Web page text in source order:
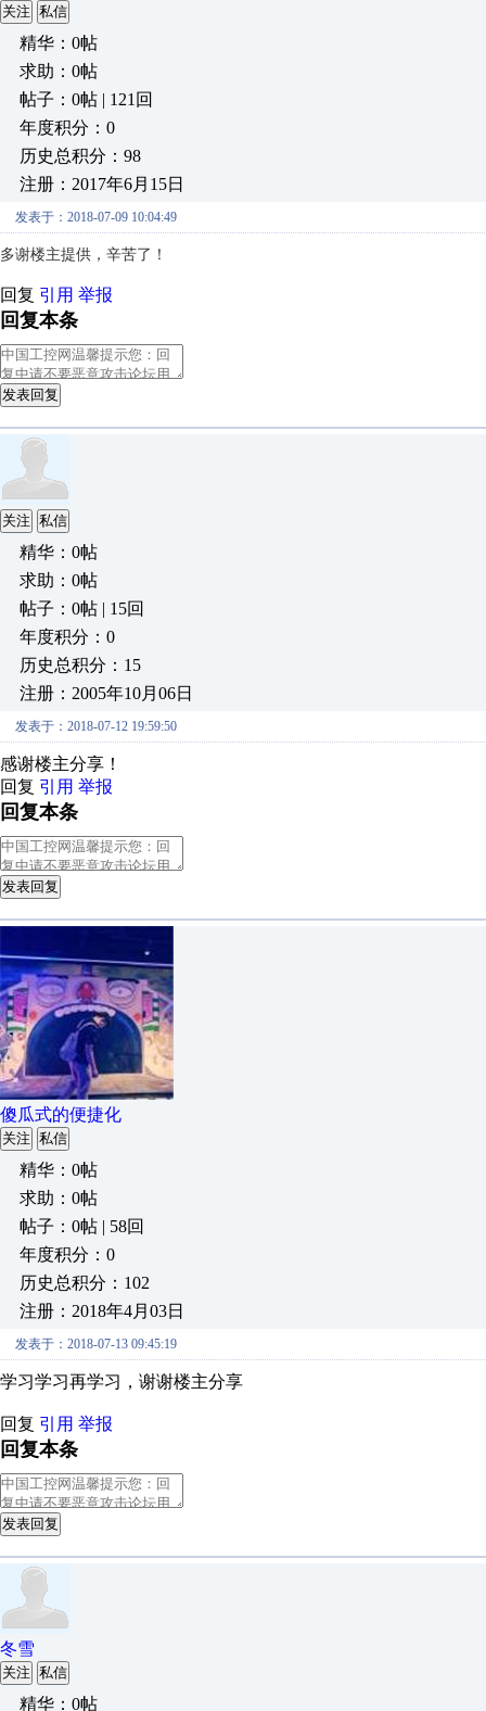
关注 私信
精华：0帖
求助：0帖
帖子：0帖 | 121回
年度积分：0
历史总积分：98
注册：2017年6月15日
发表于：2018-07-09 10:04:49
多谢楼主提供，辛苦了！
回复 引用 举报
回复本条
发表回复
关注 私信
精华：0帖
求助：0帖
帖子：0帖 | 15回
年度积分：0
历史总积分：15
注册：2005年10月06日
发表于：2018-07-12 19:59:50
感谢楼主分享！
回复 引用 举报
回复本条
发表回复
傻瓜式的便捷化
关注 私信
精华：0帖
求助：0帖
帖子：0帖 | 58回
年度积分：0
历史总积分：102
注册：2018年4月03日
发表于：2018-07-13 09:45:19
学习学习再学习，谢谢楼主分享
回复 引用 举报
回复本条
发表回复
冬雪
关注 私信
精华：0帖